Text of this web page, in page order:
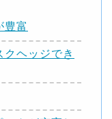
豊富
ヘッジでき